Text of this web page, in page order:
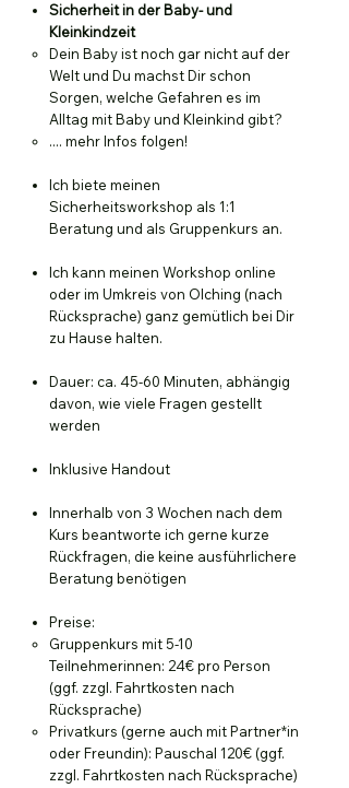
Sicherheit in der Baby- und
Kleinkindzeit
Dein Baby ist noch gar nicht auf der
Welt und Du machst Dir schon
Sorgen, welche Gefahren es im
Alltag mit Baby und Kleinkind gibt?
.... mehr Infos folgen!
Ich biete meinen
Sicherheitsworkshop als 1:1
Beratung und als Gruppenkurs an.
Ich kann meinen Workshop online
oder im Umkreis von Olching (nach
Rücksprache) ganz gemütlich bei Dir
zu Hause halten.
Dauer: ca. 45-60 Minuten, abhängig
davon, wie viele Fragen gestellt
werden
Inklusive Handout
Innerhalb von 3 Wochen nach dem
Kurs beantworte ich gerne kurze
Rückfragen, die keine ausführlichere
Beratung benötigen
Preise:
Gruppenkurs mit 5-10
Teilnehmerinnen: 24€ pro Person
(ggf. zzgl. Fahrtkosten nach
Rücksprache)​
Privatkurs (gerne auch mit Partner*in
oder Freundin): Pauschal 120€ (ggf.
zzgl. Fahrtkosten nach Rücksprache)